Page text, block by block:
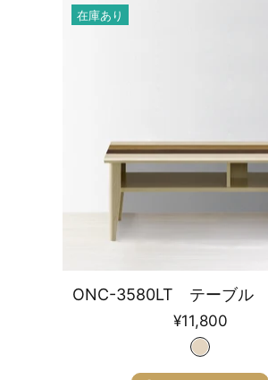
在庫あり
ONC-3580LT テーブル
¥11,800